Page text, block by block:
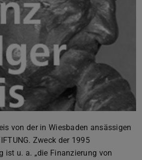
von der in Wiesbaden ansässigen
Zweck der 1995
ist u. a. „die Finanzierung von